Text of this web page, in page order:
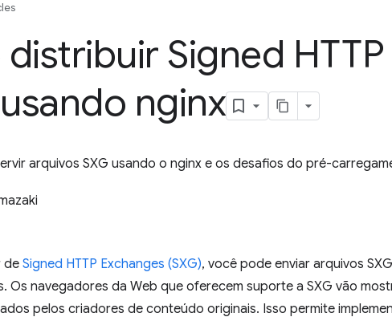
Signed
nginx
arquivos SXG usando o nginx e os desafios do pré-
de Signed HTTP Exchanges (SXG), você pode enviar arquivos
Os navegadores da Web que oferecem suporte a SXG vão
pelos criadores de conteúdo originais. Isso permite